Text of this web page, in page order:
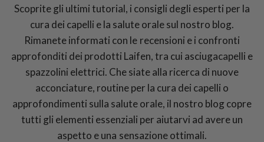
Scoprite gli ultimi tutorial, i consigli degli esperti per la
cura dei capelli e la salute orale sul nostro blog.
Rimanete informati con le recensioni e i confronti
approfonditi dei prodotti Laifen, tra cui asciugacapelli e
spazzolini elettrici. Che siate alla ricerca di nuove
acconciature, routine per la cura dei capelli o
approfondimenti sulla salute orale, il nostro blog copre
tutti gli elementi essenziali per aiutarvi ad avere un
aspetto e una sensazione ottimali.